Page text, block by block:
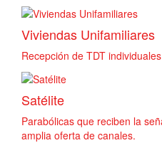
Viviendas Unifamiliares
Recepción de TDT
Satélite
Parabólicas que reciben la
amplia oferta de canales.